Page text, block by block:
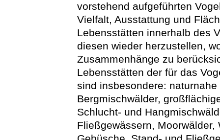
vorstehend aufgeführten
Vielfalt, Ausstattung und
Lebensstätten innerhalb des
diesen wieder herzustellen,
Zusammenhänge zu
Lebensstätten der für das
sind insbesondere:
Bergmischwälder,
Schlucht- und
Fließgewässern,